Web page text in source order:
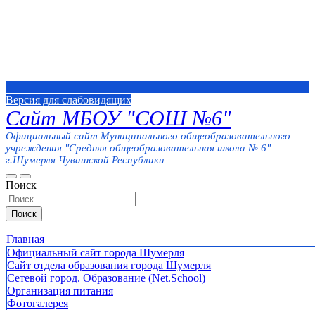
Версия для слабовидящих
Сайт МБОУ "СОШ №6"
Официальный сайт Муниципального общеобразовательного
учреждения "Средняя общеобразовательная школа № 6"
г.Шумерля Чувашской Республики
Поиск
Поиск
Главная
Официальный сайт города Шумерля
Сайт отдела образования города Шумерля
Сетевой город. Образование (Net.School)
Организация питания
Фотогалерея